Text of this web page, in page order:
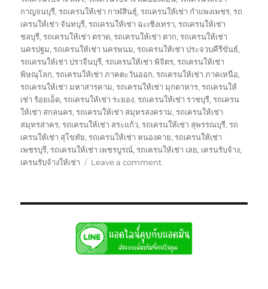
กาญจนบุรี,รถเครนให้เช่า กาฬสินธุ์,รถเครนให้เช่า กำแพงเพชร,รถ
เครนให้เช่า จันทบุรี,รถเครนให้เช่า ฉะเชิงเทรา,รถเครนให้เช่า
ชลบุรี,รถเครนให้เช่า ตราด,รถเครนให้เช่า ตาก,รถเครนให้เช่า
นครปฐม,รถเครนให้เช่า นครพนม,รถเครนให้เช่า ประจวบคีรีขันธ์,
รถเครนให้เช่า ปราจีนบุรี,รถเครนให้เช่า พิจิตร,รถเครนให้เช่า
พิษณุโลก,รถเครนให้เช่า ภาคตะวันออก,รถเครนให้เช่า ภาคเหนือ,
รถเครนให้เช่า มหาสารคาม,รถเครนให้เช่า มุกดาหาร,รถเครนให้
เช่า ร้อยเอ็ด,รถเครนให้เช่า ระยอง,รถเครนให้เช่า ราชบุรี,รถเครน
ให้เช่า สกลนคร,รถเครนให้เช่า สมุทรสงคราม,รถเครนให้เช่า
สมุทรสาคร,รถเครนให้เช่า สระแก้ว,รถเครนให้เช่า สุพรรณบุรี,รถ
เครนให้เช่า สุโขทัย,รถเครนให้เช่า หนองคาย,รถเครนให้เช่า
เพชรบุรี,รถเครนให้เช่า เพชรบูรณ์,รถเครนให้เช่า เลย, เครนรับจ้าง,
เครนรับจ้างให้เช่า
Leave a commenton
เช่า
พิกัด
ใก้ล